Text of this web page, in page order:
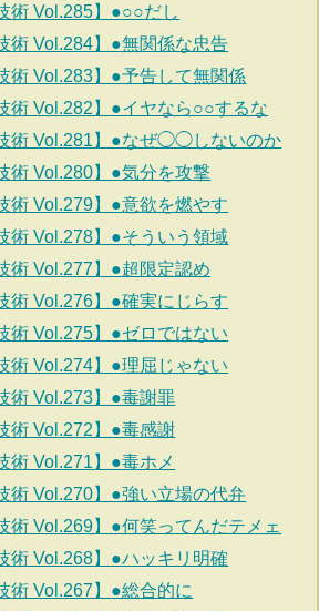
術 Vol.285】●○○だし
術 Vol.284】●無関係な忠告
術 Vol.283】●予告して無関係
術 Vol.282】●イヤなら○○するな
術 Vol.281】●なぜ◯◯しないのか
術 Vol.280】●気分を攻撃
術 Vol.279】●意欲を燃やす
術 Vol.278】●そういう領域
術 Vol.277】●超限定認め
術 Vol.276】●確実にじらす
術 Vol.275】●ゼロではない
術 Vol.274】●理屈じゃない
術 Vol.273】●毒謝罪
術 Vol.272】●毒感謝
術 Vol.271】●毒ホメ
術 Vol.270】●強い立場の代弁
術 Vol.269】●何笑ってんだテメェ
術 Vol.268】●ハッキリ明確
術 Vol.267】●総合的に